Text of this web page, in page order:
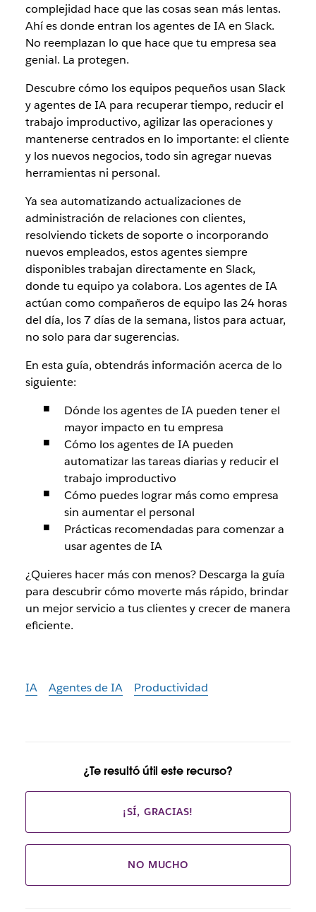
complejidad hace que las cosas sean más lentas.
Ahí es donde entran los agentes de IA en Slack.
No reemplazan lo que hace que tu empresa sea
genial. La protegen.
Descubre cómo los equipos pequeños usan Slack
y agentes de IA para recuperar tiempo, reducir el
trabajo improductivo, agilizar las operaciones y
mantenerse centrados en lo importante: el cliente
y los nuevos negocios, todo sin agregar nuevas
herramientas ni personal.
Ya sea automatizando actualizaciones de
administración de relaciones con clientes,
resolviendo tickets de soporte o incorporando
nuevos empleados, estos agentes siempre
disponibles trabajan directamente en Slack,
donde tu equipo ya colabora. Los agentes de IA
actúan como compañeros de equipo las 24 horas
del día, los 7 días de la semana, listos para actuar,
no solo para dar sugerencias.
En esta guía, obtendrás información acerca de lo
siguiente:
Dónde los agentes de IA pueden tener el
mayor impacto en tu empresa
Cómo los agentes de IA pueden
automatizar las tareas diarias y reducir el
trabajo improductivo
Cómo puedes lograr más como empresa
sin aumentar el personal
Prácticas recomendadas para comenzar a
usar agentes de IA
¿Quieres hacer más con menos? Descarga la guía
para descubrir cómo moverte más rápido, brindar
un mejor servicio a tus clientes y crecer de manera
eficiente.
IA Agentes de IA Productividad
¿Te resultó útil este recurso?
¡SÍ, GRACIAS!
NO MUCHO